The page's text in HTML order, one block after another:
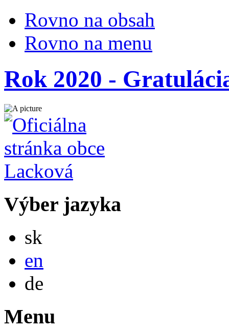
Rovno na obsah
Rovno na menu
Rok 2020 -
Výber jazyka
sk
en
de
Menu